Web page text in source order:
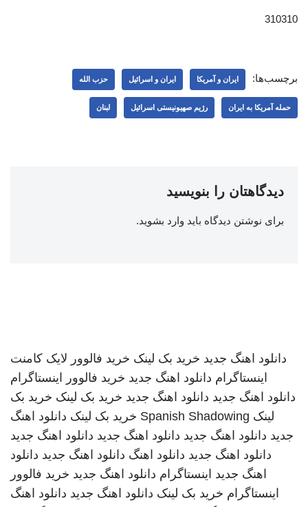
310310
برچسب‌ها: ایران و آمریکا ایران و اسرائیل حزب الله
حمله آمریکا به ایران رژیم صهیونیستی اسرائیل لبنان
دیدگاهتان را بنویسید
برای نوشتن دیدگاه باید وارد بشوید.
دانلود اهنگ جدید خرید بک لینک خرید فالوور لایک کامنت
اینستاگرام دانلود اهنگ جدید خرید فالوور اینستاگرام
دانلود اهنگ جدید دانلود اهنگ جدید خرید بک لینک خرید بک
لینک Spanish Shadowing خرید بک لینک دانلود اهنگ
جدید دانلود اهنگ جدید دانلود اهنگ جدید دانلود اهنگ جدید
دانلود اهنگ جدید دانلود اهنگ دانلود اهنگ جدید دانلود
اهنگ جدید اینستاگرام دانلود اهنگ جدید خرید فالوور
اینستاگرام خرید بک لینک دانلود اهنگ جدید دانلود اهنگ